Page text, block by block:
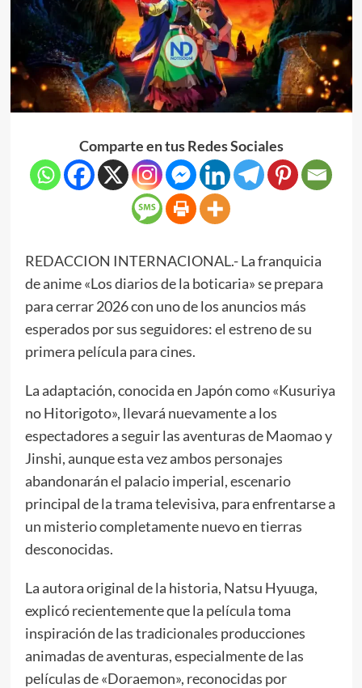
Comparte en tus Redes Sociales
REDACCION INTERNACIONAL.- La franquicia
de anime «Los diarios de la boticaria» se prepara
para cerrar 2026 con uno de los anuncios más
esperados por sus seguidores: el estreno de su
primera película para cines.
La adaptación, conocida en Japón como «Kusuriya
no Hitorigoto», llevará nuevamente a los
espectadores a seguir las aventuras de Maomao y
Jinshi, aunque esta vez ambos personajes
abandonarán el palacio imperial, escenario
principal de la trama televisiva, para enfrentarse a
un misterio completamente nuevo en tierras
desconocidas.
La autora original de la historia, Natsu Hyuuga,
explicó recientemente que la película toma
inspiración de las tradicionales producciones
animadas de aventuras, especialmente de las
películas de «Doraemon», reconocidas por